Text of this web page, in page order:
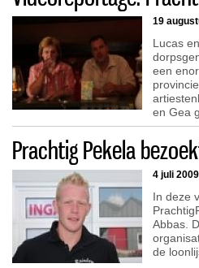
19
Lucas
een
en Gea
Prachtig Pekela
4 juli
In deze
Abbas.
de